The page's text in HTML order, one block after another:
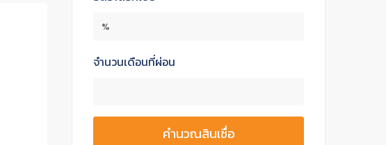
%
จำนวนเดือนที่ผ่อน
คำนวณสินเชื่อ